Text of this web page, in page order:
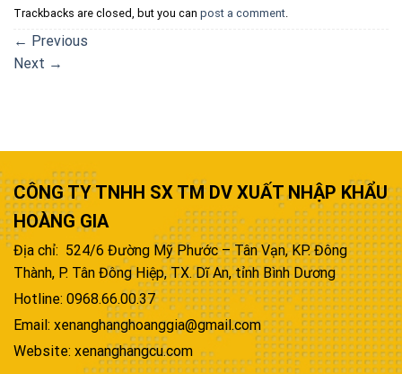
Trackbacks are closed, but you can post a comment
← Previous
Next →
CÔNG TY TNHH SX TM DV XUẤT NHẬP KHẨU
HOÀNG GIA
Địa chỉ: 524/6 Đường Mỹ Phước – Tân Vạn, KP. Đông
Thành, P. Tân Đông Hiệp, TX. Dĩ An, tỉnh Bình Dương
Hotline: 0968.66.00.37
Email: xenanghanghoanggia@gmail.com
Website: xenanghangcu.com